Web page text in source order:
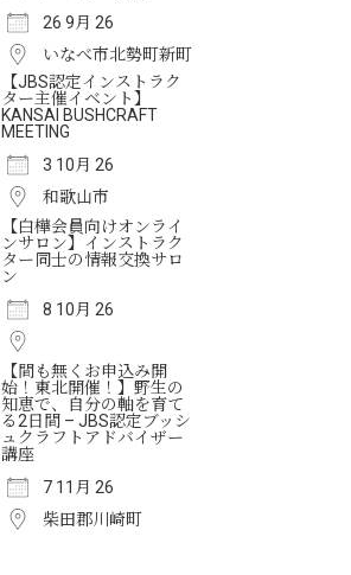
26 9月 26
いなべ市北勢町新町
【JBS認定インストラク
ター主催イベント】
KANSAI BUSHCRAFT
MEETING
3 10月 26
和歌山市
【白樺会員向けオンライ
ンサロン】インストラク
ター同士の情報交換サロ
ン
8 10月 26
【間も無くお申込み開
始！東北開催！】野生の
知恵で、自分の軸を育て
る2日間 – JBS認定ブッシ
ュクラフトアドバイザー
講座
7 11月 26
柴田郡川崎町